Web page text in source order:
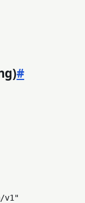
#
v1"